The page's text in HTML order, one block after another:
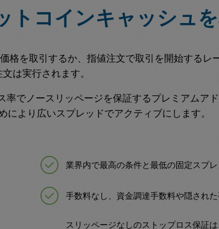
トコインキャッシュを
を取引するか、指値注文で取引を開始するレ
は実行されます。
でノースリッページを保証するプレミアムアド
より広いスプレッドでアクティブにします。
業界内で最高の条件と最低の固定スプレ
手数料なし、資金調達手数料や隠され
スリッページなしのストップロス保証